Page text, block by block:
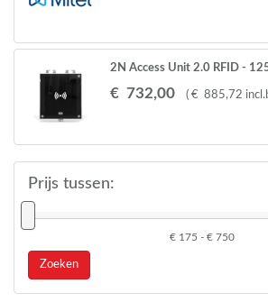
2N Access Unit 2.0 RFID -
€ 732,00 ( € 885,72
Prijs tussen:
€ 175 - € 750
Zoeken